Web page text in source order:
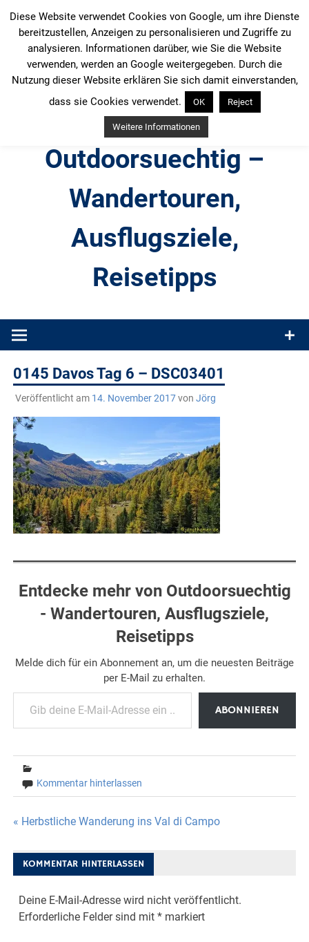
Inhalt
springen
Outdoorsuechtig –
Wandertouren,
Ausflugsziele,
Reisetipps
Produkttests und Buchrezensionen. Ein Blog für alle, die gern
0145 Davos Tag 6 – DSC03401
Veröffentlicht am 14. November 2017von Jörg
Entdecke mehr von Outdoorsuechtig
- Wandertouren, Ausflugsziele,
Reisetipps
Melde dich für ein Abonnement an, um die neuesten Beiträge
per E-Mail zu erhalten.
Gib deine E-Mail-Adresse ein ...
ABONNIEREN
Kommentar hinterlassen
Beitragsnavigation
« Herbstliche Wanderung ins Val di Campo
KOMMENTAR HINTERLASSEN
Deine E-Mail-Adresse wird nicht veröffentlicht.
Erforderliche Felder sind mit* markiert
Diese Website verwendet Cookies von Google, um ihre Dienste
bereitzustellen, Anzeigen zu personalisieren und Zugriffe zu
analysieren. Informationen darüber, wie Sie die Website
verwenden, werden an Google weitergegeben. Durch die
Nutzung dieser Website erklären Sie sich damit einverstanden,
dass sie Cookies verwendet.
OK Reject
Weitere Informationen